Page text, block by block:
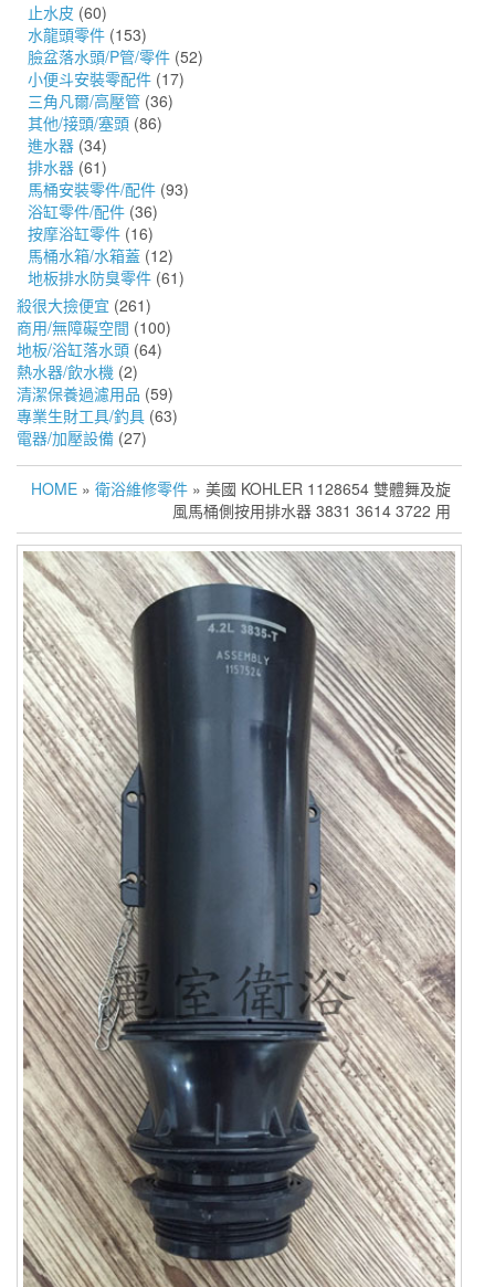
止水皮 (60)
水龍頭零件 (153)
臉盆落水頭/P管/零件 (52)
小便斗安裝零配件 (17)
三角凡爾/高壓管 (36)
其他/接頭/塞頭 (86)
進水器 (34)
排水器 (61)
馬桶安裝零件/配件 (93)
浴缸零件/配件 (36)
按摩浴缸零件 (16)
馬桶水箱/水箱蓋 (12)
地板排水防臭零件 (61)
殺很大撿便宜 (261)
商用/無障礙空間 (100)
地板/浴缸落水頭 (64)
熱水器/飲水機 (2)
清潔保養過濾用品 (59)
專業生財工具/釣具 (63)
電器/加壓設備 (27)
HOME » 衛浴維修零件 » 美國 KOHLER 1128654 雙體舞及旋
風馬桶側按用排水器 3831 3614 3722 用